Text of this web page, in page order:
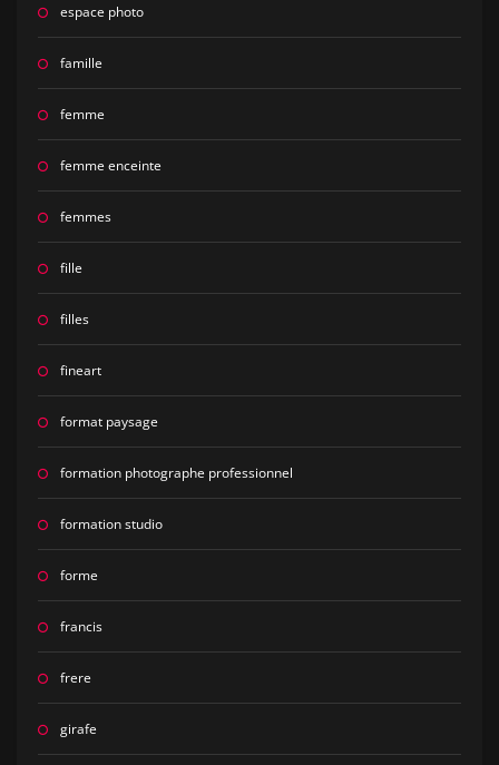
espace photo
famille
femme
femme enceinte
femmes
fille
filles
fineart
format paysage
formation photographe professionnel
formation studio
forme
francis
frere
girafe